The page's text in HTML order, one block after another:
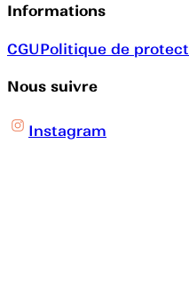
Informations
CGUPolitique de
Nous suivre
Instagram